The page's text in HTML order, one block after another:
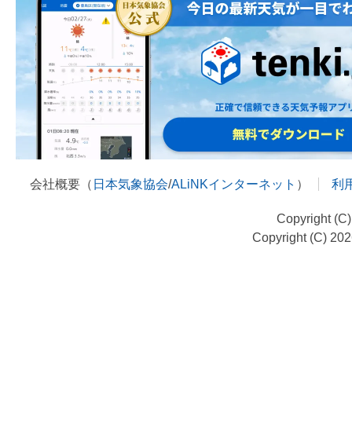
会社概要（ 日本気象協会/ALiNKインターネット ） 利
Copyright
Copyright (C)